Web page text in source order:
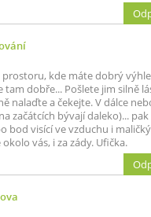
kde máte dobrý
tam dobře... Pošlete jim silně
nalaďte a čekejte. V dálce
začátcích bývají daleko)...
bod visící ve vzduchu i
vás, i za zády. Ufička.